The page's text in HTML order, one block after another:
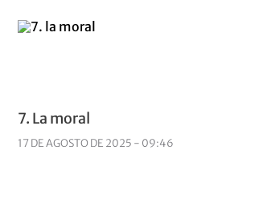
7. La moral
17 DE AGOSTO DE 2025 - 09:46